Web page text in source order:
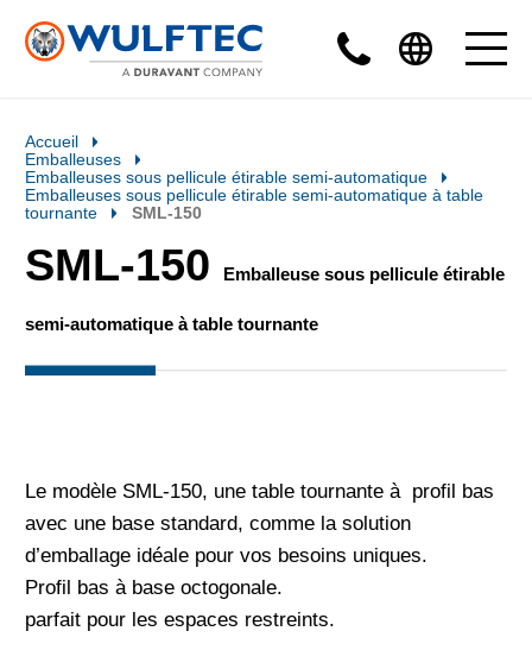
Accueil
Emballeuses
Emballeuses sous pellicule étirable semi-automatique
Emballeuses sous pellicule étirable semi-automatique à table
tournante
SML-150
SML-150 Emballeuse sous pellicule étirable
semi-automatique à table tournante
Le modèle SML-150, une table tournante à profil bas
avec une base standard, comme la solution
d’emballage idéale pour vos besoins uniques.
Profil bas à base octogonale.
parfait pour les espaces restreints.